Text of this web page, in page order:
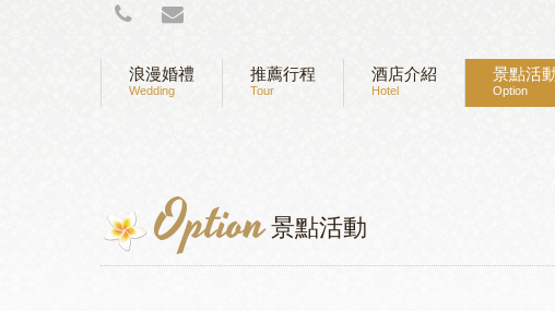
浪漫婚禮
Wedding
推薦行程
Tour
酒店介紹
Hotel
景點活
Option
Option 景點活動